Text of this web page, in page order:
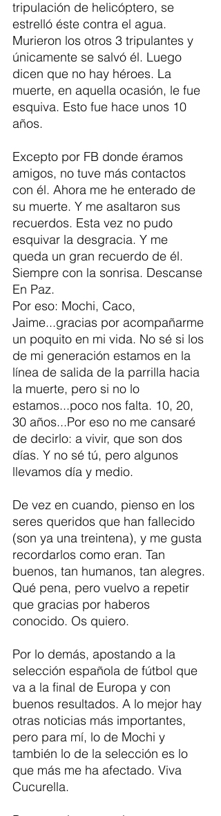
tripulación de helicóptero, se
estrelló éste contra el agua.
Murieron los otros 3 tripulantes y
únicamente se salvó él. Luego
dicen que no hay héroes. La
muerte, en aquella ocasión, le fue
esquiva. Esto fue hace unos 10
años.
Excepto por FB donde éramos
amigos, no tuve más contactos
con él. Ahora me he enterado de
su muerte. Y me asaltaron sus
recuerdos. Esta vez no pudo
esquivar la desgracia. Y me
queda un gran recuerdo de él.
Siempre con la sonrisa. Descanse
En Paz.
Por eso: Mochi, Caco,
Jaime...gracias por acompañarme
un poquito en mi vida. No sé si los
de mi generación estamos en la
línea de salida de la parrilla hacia
la muerte, pero si no lo
estamos...poco nos falta. 10, 20,
30 años...Por eso no me cansaré
de decirlo: a vivir, que son dos
días. Y no sé tú, pero algunos
llevamos día y medio.
De vez en cuando, pienso en los
seres queridos que han fallecido
(son ya una treintena), y me gusta
recordarlos como eran. Tan
buenos, tan humanos, tan alegres.
Qué pena, pero vuelvo a repetir
que gracias por haberos
conocido. Os quiero.
Por lo demás, apostando a la
selección española de fútbol que
va a la final de Europa y con
buenos resultados. A lo mejor hay
otras noticias más importantes,
pero para mí, lo de Mochi y
también lo de la selección es lo
que más me ha afectado. Viva
Cucurella.